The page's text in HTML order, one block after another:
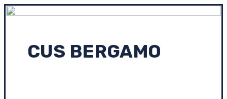
CUS BERGAMO